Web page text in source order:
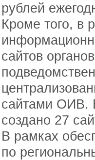
рублей
Кроме того, в
сайтов
сайтами ОИВ.
создано 27
В рамках
по